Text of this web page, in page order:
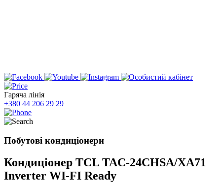
Гаряча лінія
+380 44 206 29 29
Побутові кондиціонери
Кондиціонер TCL TAC-24CHSA/XA71
Inverter WI-FI Ready